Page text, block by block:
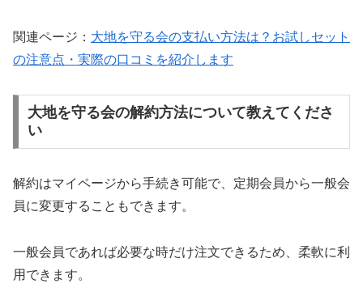
関連ページ： 大地を守る会の支払い方法は？お試しセット
の注意点・実際の口コミを紹介します
大地を守る会の解約方法について教えてくださ
い
解約はマイページから手続き可能で、定期会員から一般会
員に変更することもできます。
一般会員であれば必要な時だけ注文できるため、柔軟に利
用できます。